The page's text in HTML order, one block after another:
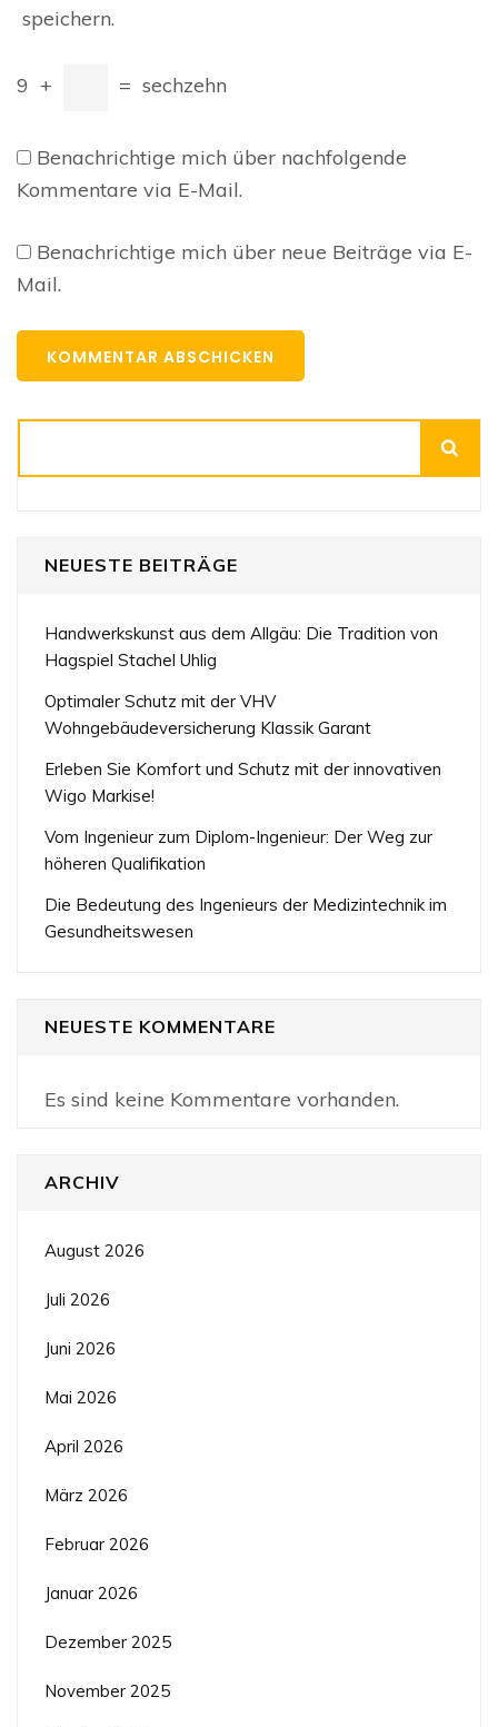
speichern.
9 + = sechzehn
Benachrichtige mich über nachfolgende
Kommentare via E-Mail.
Benachrichtige mich über neue Beiträge via E-
Mail.
NEUESTE BEITRÄGE
Handwerkskunst aus dem Allgäu: Die Tradition von
Hagspiel Stachel Uhlig
Optimaler Schutz mit der VHV
Wohngebäudeversicherung Klassik Garant
Erleben Sie Komfort und Schutz mit der innovativen
Wigo Markise!
Vom Ingenieur zum Diplom-Ingenieur: Der Weg zur
höheren Qualifikation
Die Bedeutung des Ingenieurs der Medizintechnik im
Gesundheitswesen
NEUESTE KOMMENTARE
Es sind keine Kommentare vorhanden.
ARCHIV
August 2026
Juli 2026
Juni 2026
Mai 2026
April 2026
März 2026
Februar 2026
Januar 2026
Dezember 2025
November 2025